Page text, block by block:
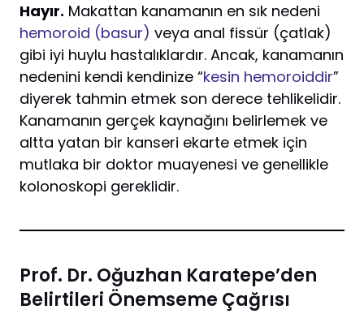
Hayır. Makattan kanamanın en sık nedeni
hemoroid (basur) veya anal fissür (çatlak)
gibi iyi huylu hastalıklardır. Ancak, kanamanın
nedenini kendi kendinize “kesin hemoroiddir”
diyerek tahmin etmek son derece tehlikelidir.
Kanamanın gerçek kaynağını belirlemek ve
altta yatan bir kanseri ekarte etmek için
mutlaka bir doktor muayenesi ve genellikle
kolonoskopi gereklidir.
Prof. Dr. Oğuzhan Karatepe’den
Belirtileri Önemseme Çağrısı